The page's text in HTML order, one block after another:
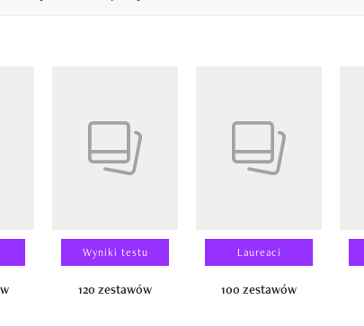
Wyniki testu
120 zestawów
Laureaci
100 zestawów